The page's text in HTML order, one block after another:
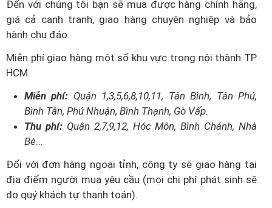
Đến với chúng tôi bạn sẽ mua được hàng chính hãng,
giá cả cạnh tranh, giao hàng chuyên nghiệp và bảo
hành chu đáo.
Miễn phí giao hàng một số khu vực trong nội thành TP
HCM.
Miễn phí: Quận 1,3,5,6,8,10,11, Tân Bình, Tân Phú,
Bình Tân, Phú Nhuận, Bình Thạnh, Gò Vấp.
Thu phí: Quận 2,7,9,12, Hóc Môn, Bình Chánh, Nhà
Bè…
Đối với đơn hàng ngoại tỉnh, công ty sẽ giao hàng tại
địa điểm người mua yêu cầu (mọi chi phí phát sinh sẽ
do quý khách tự thanh toán).